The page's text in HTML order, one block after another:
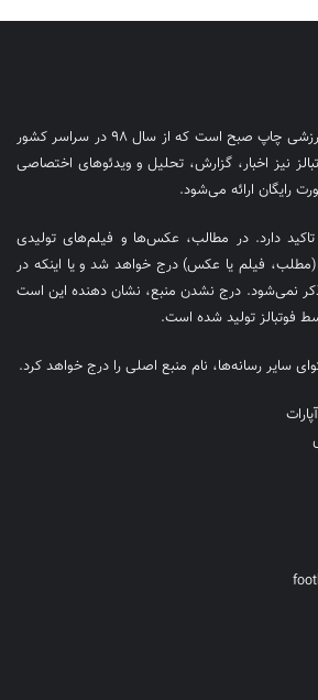
روزنامه فوتبالز، روزنامه ای ورزشی چاپ صبح است که از سال ۹۸ در سراسر کشور
نیز اخبار، گزارش، تحلیل و ویدئوهای اختصاصی
رایگان ارائه می‌شود.
دارد. در مطالب، عکس‌ها و فیلم‌های تولیدی
فیلم یا عکس) درج خواهد شد و یا اینکه در
ذیل محتوا نام منبع خاصی ذکر نمی‌‎شود. درج نشدن منبع، نشان دهنده این است
فوتبالز تولید شده است.
سایر رسانه‌ها، نام منبع اصلی را درج خواهد کرد.